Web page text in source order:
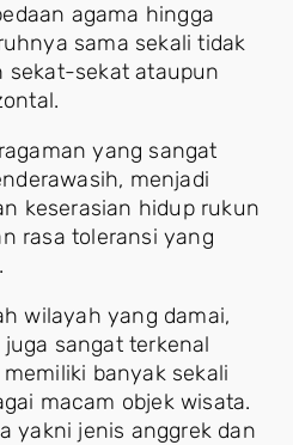
agama hingga
sama sekali tidak
sekat-sekat ataupun
yang sangat
menjadi
keserasian hidup rukun
rasa toleransi yang
wilayah yang damai,
sangat terkenal
banyak sekali
macam objek wisata.
yakni jenis anggrek dan